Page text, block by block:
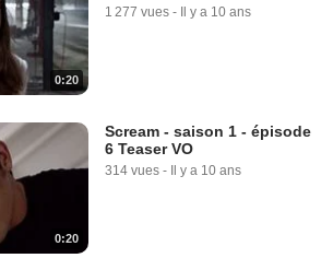
0:20
1 277 vues - Il y a 10 ans
0:20
Scream - saison 1 - épisode
6 Teaser VO
314 vues - Il y a 10 ans